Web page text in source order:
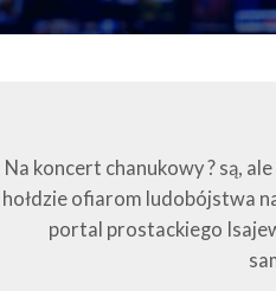
Na koncert chanukowy ? są,
hołdzie ofiarom ludobójstwa
portal prostackiego